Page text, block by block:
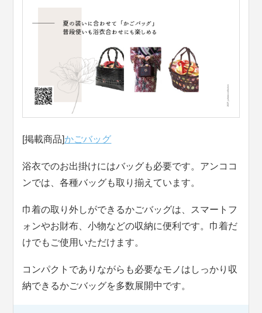
[掲載商品]かごバッグ
浴衣でのお出掛けにはバッグも必要です。アンココ
ンでは、各種バッグも取り揃えています。
巾着の取り外しができるかごバッグは、スマートフ
ォンやお財布、小物などの収納に便利です。巾着だ
けでもご使用いただけます。
コンパクトでありながらも必要なモノはしっかり収
納できるかごバッグを多数展開中です。